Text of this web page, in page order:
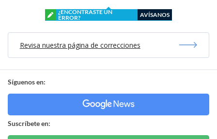
¿ENCONTRASTE UN
ERROR?
AVÍSANOS
Revisa nuestra página de correcciones
Síguenos en:
Suscríbete en: